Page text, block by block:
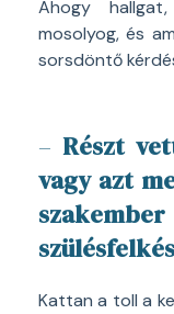
Ahogy
mosolyog, és
sorsdöntő
– Részt
vagy azt
Kattan a toll a